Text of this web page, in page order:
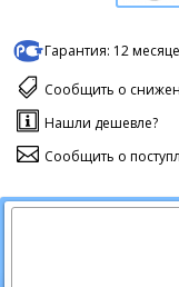
Гарантия: 12
Сообщить о
Нашли дешевле?
Сообщить о